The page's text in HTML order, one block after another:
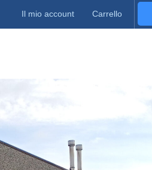
Il mio account Carrello